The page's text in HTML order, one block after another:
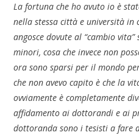
La fortuna che ho avuto io è
nella stessa città e università
angosce dovute al “cambio
minori, cosa che invece non
ora sono sparsi per il mondo
che non avevo capito è che la
ovviamente è completamente
affidamento ai dottorandi e ai
dottoranda sono i tesisti a fare